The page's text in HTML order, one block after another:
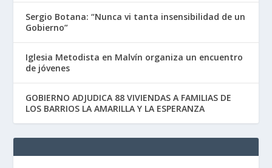
Sergio Botana: “Nunca vi tanta insensibilidad de un
Gobierno”
Iglesia Metodista en Malvín organiza un encuentro
de jóvenes
GOBIERNO ADJUDICA 88 VIVIENDAS A FAMILIAS DE
LOS BARRIOS LA AMARILLA Y LA ESPERANZA